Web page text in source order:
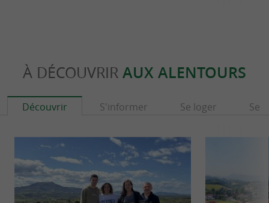
À DÉCOUVRIR AUX ALENTOURS
Découvrir S'informer Se loger Se